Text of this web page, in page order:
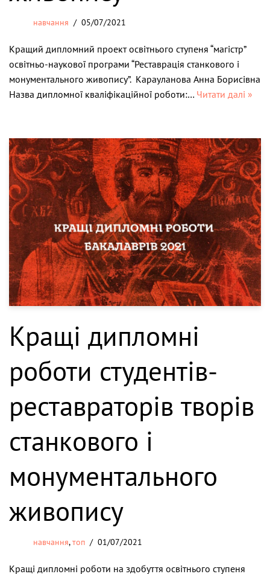
навчання 05/07/2021
Кращий дипломний проект освітнього ступеня “магістр”
освітньо-наукової програми “Реставрація станкового і
монументального живопису”. Карауланова Анна Борисівна
Назва дипломної кваліфікаційної роботи:… Читати далі »
Кращі дипломні
роботи студентів-
реставраторів творів
станкового і
монументального
живопису
навчання,топ 01/07/2021
Кращі дипломні роботи на здобуття освітнього ступеня